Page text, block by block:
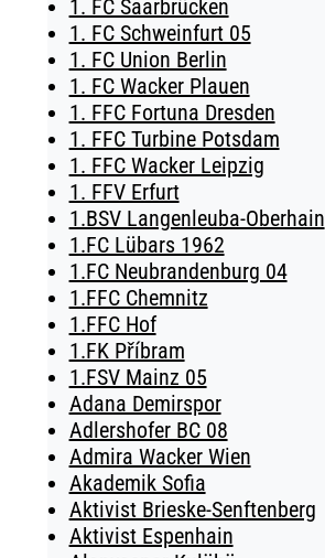
1. FC Saarbrücken
1. FC Schweinfurt 05
1. FC Union Berlin
1. FC Wacker Plauen
1. FFC Fortuna Dresden
1. FFC Turbine Potsdam
1. FFC Wacker Leipzig
1. FFV Erfurt
1.BSV Langenleuba-Oberhain
1.FC Lübars 1962
1.FC Neubrandenburg 04
1.FFC Chemnitz
1.FFC Hof
1.FK Příbram
1.FSV Mainz 05
Adana Demirspor
Adlershofer BC 08
Admira Wacker Wien
Akademik Sofia
Aktivist Brieske-Senftenberg
Aktivist Espenhain